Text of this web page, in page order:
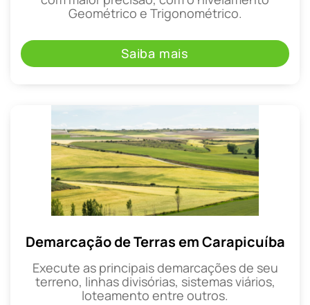
Geométrico e Trigonométrico.
Saiba mais
Demarcação de Terras em Carapicuíba
Execute as principais demarcações de seu
terreno, linhas divisórias, sistemas viários,
loteamento entre outros.